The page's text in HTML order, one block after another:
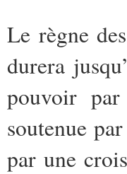
Le règne
durera
pouvoir
soutenue
par une